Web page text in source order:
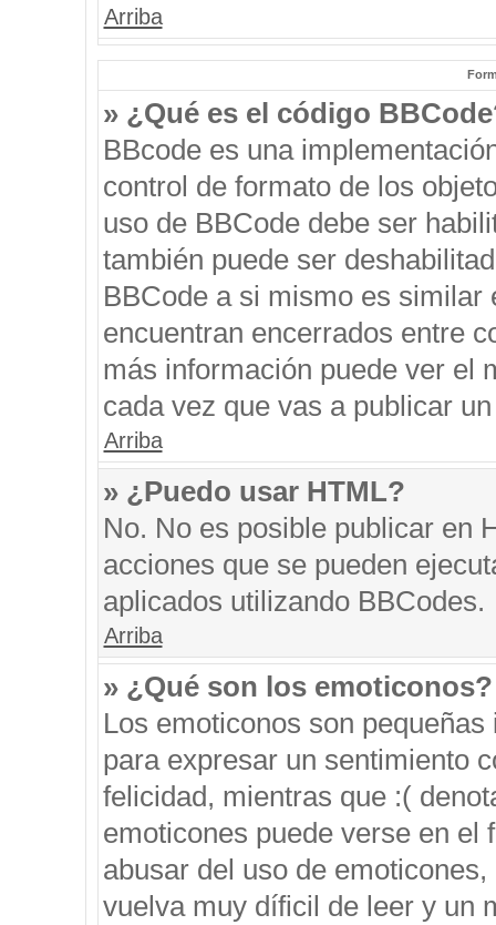
Arriba
» ¿Qué es el código
BBcode es una
control de formato de los
uso de BBCode debe ser
también puede ser
BBCode a si mismo es
encuentran encerrados entre
más información puede ver el
cada vez que vas a publicar
Arriba
» ¿Puedo usar HTML?
No. No es posible publicar en
acciones que se pueden
aplicados utilizando BBCodes.
Arriba
» ¿Qué son los emoticonos?
Los emoticonos son
para expresar un sentimiento
felicidad, mientras que :(
emoticones puede verse en el
abusar del uso de
vuelva muy díficil de leer y un